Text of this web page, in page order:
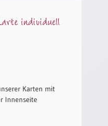
individuell
Karten mit
Innenseite